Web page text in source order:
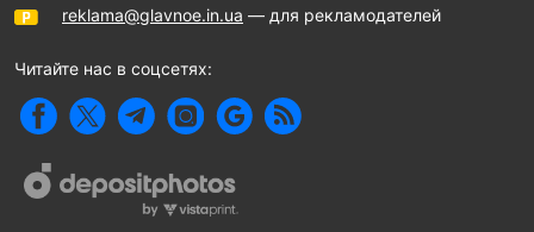
reklama@glavnoe.in.ua — для рекламодателей
Читайте нас в соцсетях: